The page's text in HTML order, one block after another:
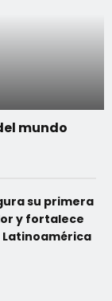
mundo
su primera
y fortalece
Latinoamérica